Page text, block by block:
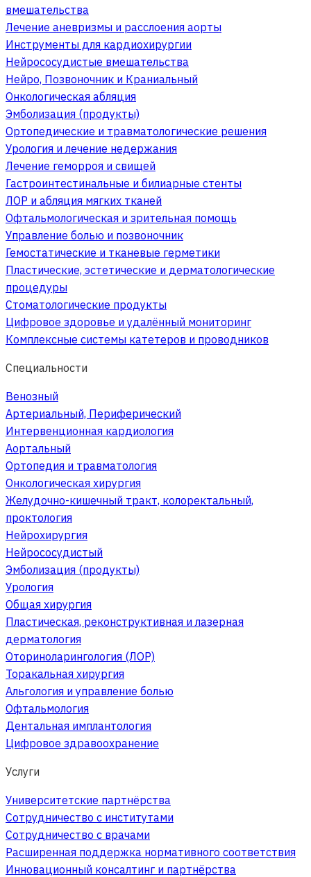
вмешательства
Лечение аневризмы и расслоения аорты
Инструменты для кардиохирургии
Нейрососудистые вмешательства
Нейро, Позвоночник и Краниальный
Онкологическая абляция
Эмболизация (продукты)
Ортопедические и травматологические решения
Урология и лечение недержания
Лечение геморроя и свищей
Гастроинтестинальные и билиарные стенты
ЛОР и абляция мягких тканей
Офтальмологическая и зрительная помощь
Управление болью и позвоночник
Гемостатические и тканевые герметики
Пластические, эстетические и дерматологические
процедуры
Стоматологические продукты
Цифровое здоровье и удалённый мониторинг
Комплексные системы катетеров и проводников
Специальности
Венозный
Артериальный, Периферический
Интервенционная кардиология
Аортальный
Ортопедия и травматология
Онкологическая хирургия
Желудочно-кишечный тракт, колоректальный,
проктология
Нейрохирургия
Нейрососудистый
Эмболизация (продукты)
Урология
Общая хирургия
Пластическая, реконструктивная и лазерная
дерматология
Оториноларингология (ЛОР)
Торакальная хирургия
Альгология и управление болью
Офтальмология
Дентальная имплантология
Цифровое здравоохранение
Услуги
Университетские партнёрства
Сотрудничество с институтами
Сотрудничество с врачами
Расширенная поддержка нормативного соответствия
Инновационный консалтинг и партнёрства